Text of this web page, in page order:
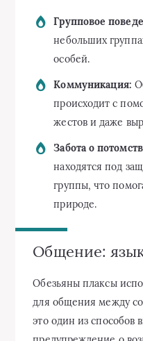
Групповое
небольших
особей.
Коммуникация:
происходит с
жестов и даже
Забота о
находятся под
группы, что
природе.
Общение:
Обезьяны плаксы
для общения между
это один из способов